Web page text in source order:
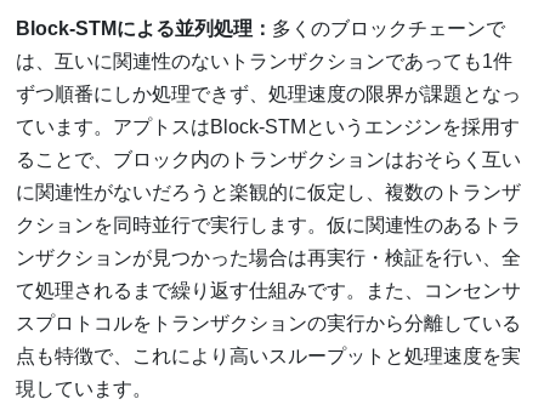
Block-STMによる並列処理： 多くのブロックチェーンで
は、互いに関連性のないトランザクションであっても1件
ずつ順番にしか処理できず、処理速度の限界が課題となっ
ています。アプトスはBlock-STMというエンジンを採用す
ることで、ブロック内のトランザクションはおそらく互い
に関連性がないだろうと楽観的に仮定し、複数のトランザ
クションを同時並行で実行します。仮に関連性のあるトラ
ンザクションが見つかった場合は再実行・検証を行い、全
て処理されるまで繰り返す仕組みです。また、コンセンサ
スプロトコルをトランザクションの実行から分離している
点も特徴で、これにより高いスループットと処理速度を実
現しています。